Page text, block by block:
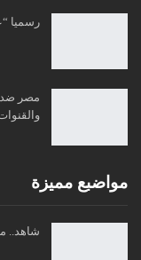
رسميا
مصر ضد
مواضبع مميزة
شاهد..